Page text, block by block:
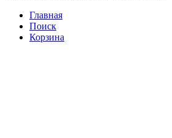
Главная
Поиск
Корзина